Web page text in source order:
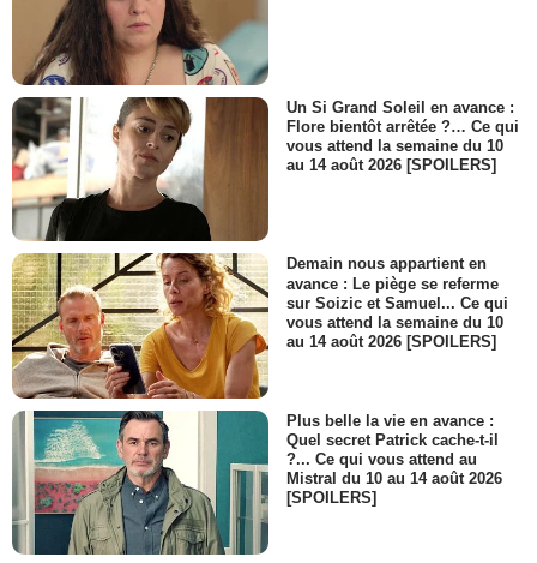
Un Si Grand Soleil en avance :
Flore bientôt arrêtée ?… Ce qui
vous attend la semaine du 10
au 14 août 2026 [SPOILERS]
Demain nous appartient en
avance : Le piège se referme
sur Soizic et Samuel... Ce qui
vous attend la semaine du 10
au 14 août 2026 [SPOILERS]
Plus belle la vie en avance :
Quel secret Patrick cache-t-il
?... Ce qui vous attend au
Mistral du 10 au 14 août 2026
[SPOILERS]